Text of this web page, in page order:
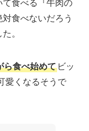
食べる『牛肉の
食べないだろう
。
ら食べ始めてビッ
愛くなるそうで